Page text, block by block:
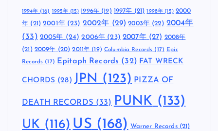
1994年(16) 1995年 (15) 1996年(19) 1997年 (21) 1998年 (15) 2000
年 (21) 2001年(23) 2002年 (29) 2003年 (22) 2004年
(33) 2005年 (24) 2006年 (23) 2007年(27) 2008年
(21) 2009年 (20) 2011年 (19) Columbia Records (17) Epic
Records (17) Epitaph Records (32) FAT WRECK
CHORDS (28) JPN (123) PIZZA OF
DEATH RECORDS (33) PUNK (133)
UK (116) US (168) Warner Records(21)